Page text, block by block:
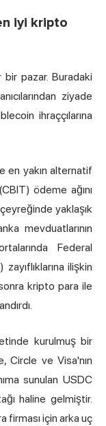
iyi kripto
bir pazar. Buradaki
ziyade
ihraççılarına
en yakın alternatif
ödeme ağını
yaklaşık
mevduatlarının
Federal
ilişkin
kripto para ile
kurulmuş bir
Circle ve Visa'nın
sunulan USDC
haline gelmiştir.
firması için arka uç